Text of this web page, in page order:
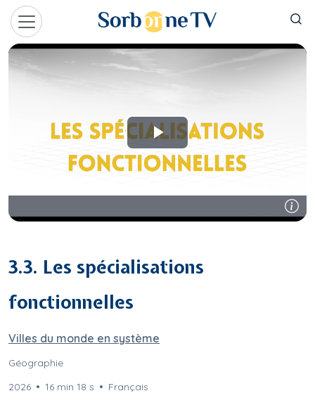
Aller au contenu principal
3.3. Les spécialisations
fonctionnelles
Villes du monde en système
Géographie
2026
16 min 18 s Français
Panneau de gestion des cookies